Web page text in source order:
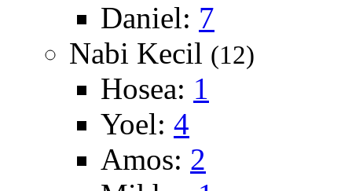
Daniel: 7
Nabi Kecil (12)
Hosea: 1
Yoel: 4
Amos: 2